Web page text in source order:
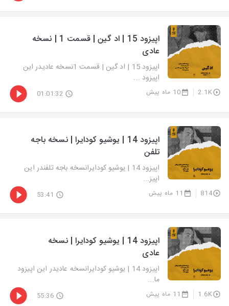
اپیزود 15 | اد گین | قسمت 1 | نسخه
عادی
اپیزود 15 | اد گین | قسمت 1نسخه عادیدر این
اپیزود ...
2.1K 10 ماه پیش 01:01:32
اپیزود 14 | یوشیو کودایرا | نسخه باجه
تلفن
اپیزود 14 | یوشیو کودایرانسخه باجه تلفندر این
اپیز...
814 11 ماه پیش 53:41
اپیزود 14 | یوشیو کودایرا | نسخه
عادی
اپیزود 14 | یوشیو کودایرانسخه عادیدر این اپیزود
ما...
1.6K 11 ماه پیش 55:36